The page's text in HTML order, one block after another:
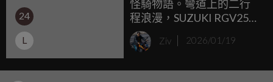
24
L
怪騎物語。彎道上的二行
程浪漫，SUZUKI RGV250Γ
VJ22A：右側雙出排氣管與
海鷗搖臂的絕美熟成！
Ziv 2026/01/19